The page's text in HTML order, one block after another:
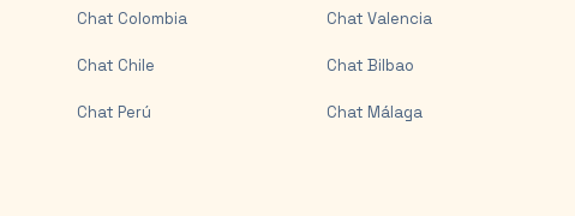
Chat Colombia
Chat Chile
Chat Perú
Chat Valencia
Chat Bilbao
Chat Málaga